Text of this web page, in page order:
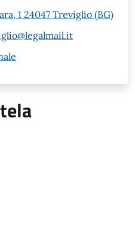
1 24047 Treviglio (BG)